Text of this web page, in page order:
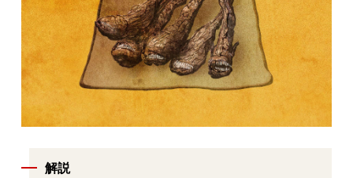
解説